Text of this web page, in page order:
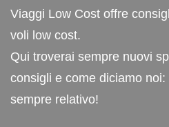
Viaggi Low Cost offre
voli low cost.
Qui troverai sempre nuovi
consigli e come diciamo
sempre relativo!